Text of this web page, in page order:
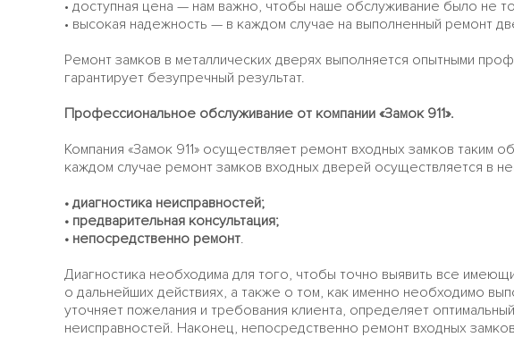
• доступная цена — нам важно, чтобы наше обслуживание было не
• высокая надежность — в каждом случае на выполненный ремонт
Ремонт замков в металлических дверях выполняется опытными
гарантирует безупречный результат.
Профессиональное обслуживание от компании «Замок 911».
Компания «Замок 911» осуществляет ремонт входных замков
каждом случае ремонт замков входных дверей осуществляется в
• диагностика неисправностей;
• предварительная консультация;
• непосредственно ремонт.
Диагностика необходима для того, чтобы точно выявить все
о дальнейших действиях, а также о том, как именно необходимо
уточняет пожелания и требования клиента, определяет
неисправностей. Наконец, непосредственно ремонт входных